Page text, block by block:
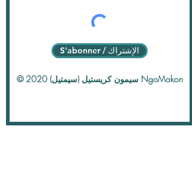
S'abonner / الإشتراك
© 2020 سيمون كريستيل (سيمتيل) NgoMakon